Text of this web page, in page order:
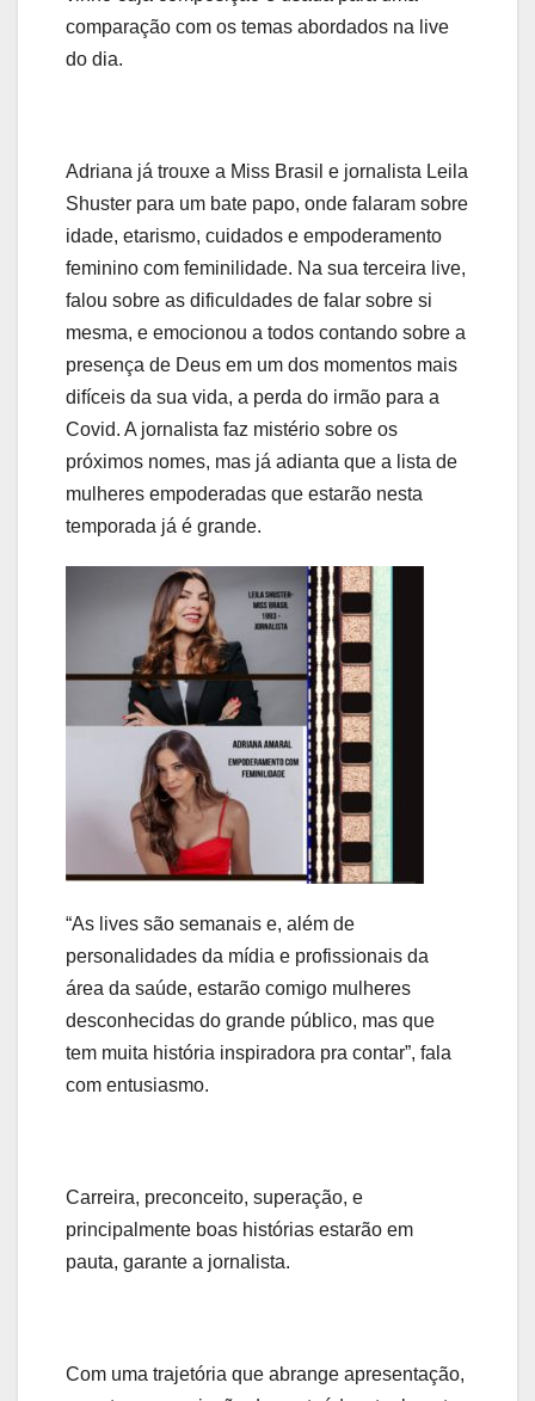
comparação com os temas abordados na live
do dia.
Adriana já trouxe a Miss Brasil e jornalista Leila
Shuster para um bate papo, onde falaram sobre
idade, etarismo, cuidados e empoderamento
feminino com feminilidade. Na sua terceira live,
falou sobre as dificuldades de falar sobre si
mesma, e emocionou a todos contando sobre a
presença de Deus em um dos momentos mais
difíceis da sua vida, a perda do irmão para a
Covid. A jornalista faz mistério sobre os
próximos nomes, mas já adianta que a lista de
mulheres empoderadas que estarão nesta
temporada já é grande.
“As lives são semanais e, além de
personalidades da mídia e profissionais da
área da saúde, estarão comigo mulheres
desconhecidas do grande público, mas que
tem muita história inspiradora pra contar”, fala
com entusiasmo.
Carreira, preconceito, superação, e
principalmente boas histórias estarão em
pauta, garante a jornalista.
Com uma trajetória que abrange apresentação,